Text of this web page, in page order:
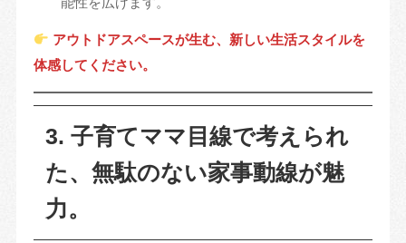
アウトドアスペースが生む、新しい生活スタイルを
体感してください。
3. 子育てママ目線で考えられ
た、無駄のない家事動線が魅
力。